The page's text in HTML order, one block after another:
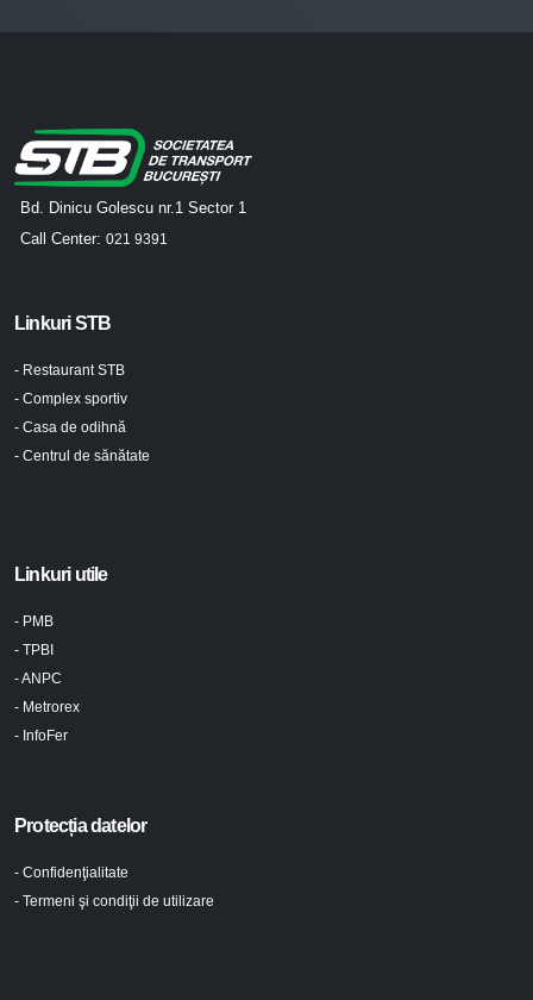
Bd. Dinicu Golescu nr.1 Sector 1
Call Center: 021 9391
Linkuri STB
- Restaurant STB
- Complex sportiv
- Casa de odihnă
- Centrul de sănătate
Linkuri utile
- PMB
- TPBI
- ANPC
- Metrorex
- InfoFer
Protecția datelor
- Confidenţialitate
- Termeni şi condiţii de utilizare